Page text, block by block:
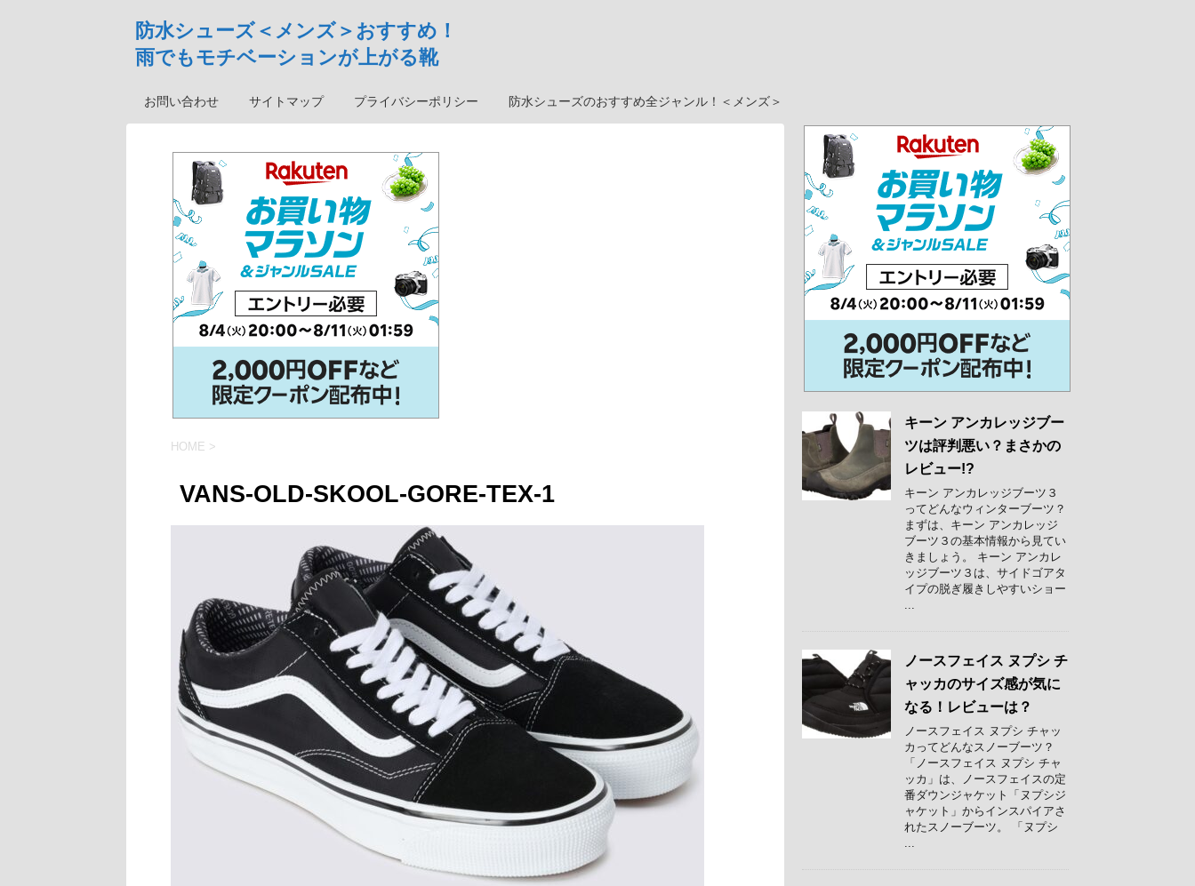
防水シューズ＜メンズ＞おすすめ！
雨でもモチベーションが上がる靴
お問い合わせ サイトマップ プライバシーポリシー 防水シューズのおすすめ全ジャンル！＜メンズ＞
HOME >
VANS-OLD-SKOOL-GORE-TEX-1
キーン アンカレッジブー
ツは評判悪い？まさかの
レビュー!?
キーン アンカレッジブーツ３
ってどんなウィンターブーツ？
まずは、キーン アンカレッジ
ブーツ３の基本情報から見てい
きましょう。 キーン アンカレ
ッジブーツ３は、サイドゴアタ
イプの脱ぎ履きしやすいショー
...
ノースフェイス ヌプシ チ
ャッカのサイズ感が気に
なる！レビューは？
ノースフェイス ヌプシ チャッ
カってどんなスノーブーツ？
「ノースフェイス ヌプシ チャ
ッカ」は、ノースフェイスの定
番ダウンジャケット「ヌプシジ
ャケット」からインスパイアさ
れたスノーブーツ。 「ヌプシ
...